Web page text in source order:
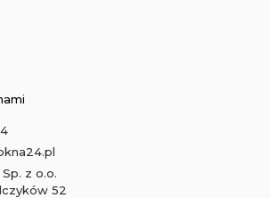
z o.o.
52